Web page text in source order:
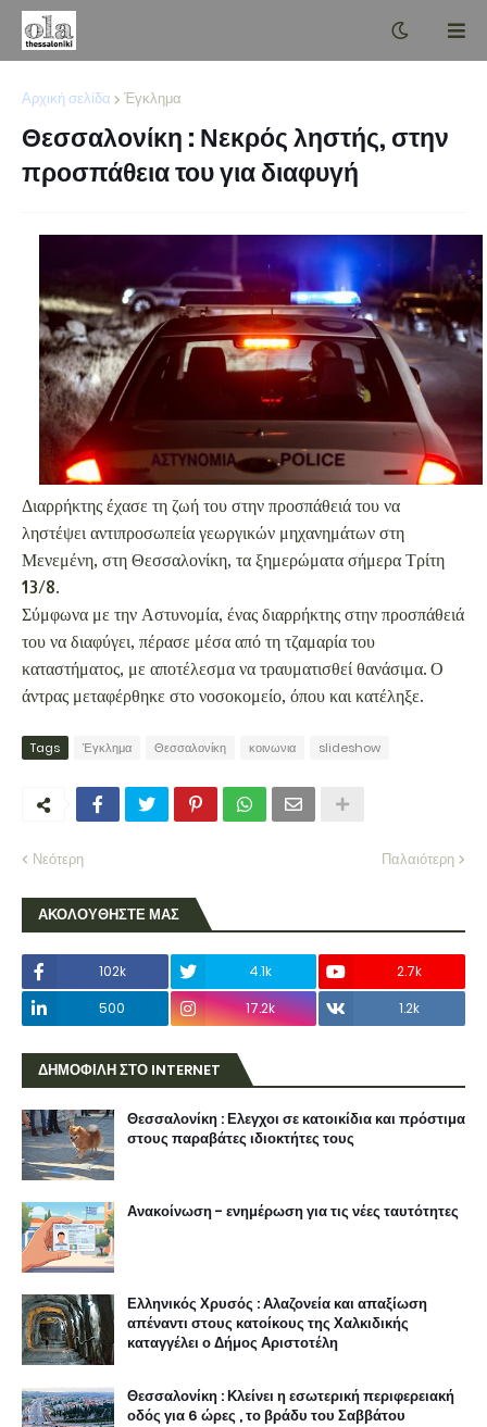
Αρχική σελίδα Έγκλημα
Θεσσαλονίκη : Νεκρός ληστής, στην
προσπάθεια του για διαφυγή
Διαρρήκτης έχασε τη ζωή του στην προσπάθειά του να
ληστέψει αντιπροσωπεία γεωργικών μηχανημάτων στη
Μενεμένη, στη Θεσσαλονίκη, τα ξημερώματα σήμερα Τρίτη
13/8.
Σύμφωνα με την Αστυνομία, ένας διαρρήκτης στην προσπάθειά
του να διαφύγει, πέρασε μέσα από τη τζαμαρία του
καταστήματος, με αποτέλεσμα να τραυματισθεί θανάσιμα. Ο
άντρας μεταφέρθηκε στο νοσοκομείο, όπου και κατέληξε.
Tags Έγκλημα Θεσσαλονίκη κοινωνια slideshow
Νεότερη Παλαιότερη
ΑΚΟΛΟΥΘΗΣΤΕ ΜΑΣ
102k 4.1k
2.7k
500
17.2k 1.2k
ΔΗΜΟΦΙΛΗ ΣΤΟ INTERNET
Θεσσαλονίκη : Ελεγχοι σε κατοικίδια και πρόστιμα
στους παραβάτες ιδιοκτήτες τους
Ανακοίνωση - ενημέρωση για τις νέες ταυτότητες
Ελληνικός Χρυσός : Αλαζονεία και απαξίωση
απέναντι στους κατοίκους της Χαλκιδικής
καταγγέλει ο Δήμος Αριστοτέλη
Θεσσαλονίκη : Κλείνει η εσωτερική περιφερειακή
οδός για 6 ώρες , το βράδυ του Σαββάτου